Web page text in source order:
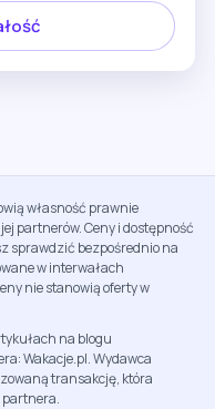
własność prawnie
partnerów. Ceny i dostępność
sprawdzić bezpośrednio na
w interwałach
nie stanowią oferty w
na blogu
Wakacje.pl. Wydawca
transakcję, która
partnera.